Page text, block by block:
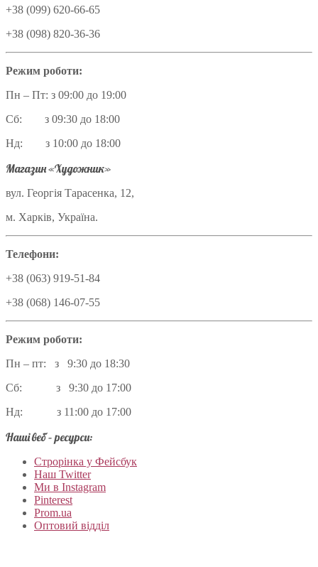
+38 (099) 620-66-65
+38 (098) 820-36-36
Режим роботи:
Пн – Пт: з 09:00 до 19:00
Сб: з 09:30 до 18:00
Нд: з 10:00 до 18:00
Магазин «Художник»
вул. Георгія Тарасенка, 12,
м. Харків, Україна.
Телефони:
+38 (063) 919-51-84
+38 (068) 146-07-55
Режим роботи:
Пн – пт: з 9:30 до 18:30
Сб: з 9:30 до 17:00
Нд: з 11:00 до 17:00
Наші веб – ресурси:
Строрінка у Фейсбук
Наш Twitter
Ми в Instagram
Pinterest
Prom.ua
Оптовий відділ